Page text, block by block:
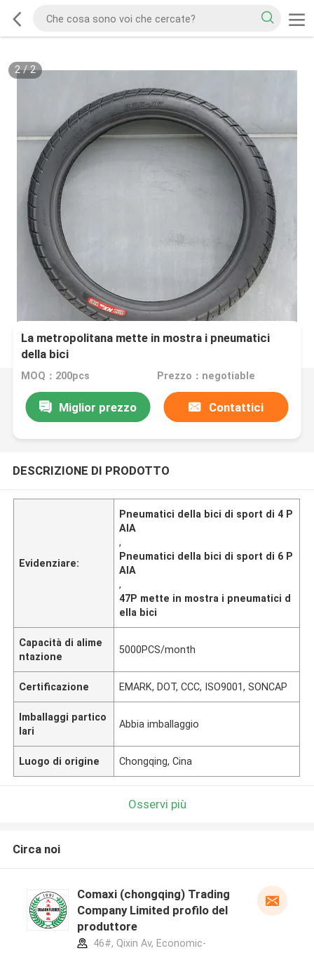
2/2
La metropolitana mette in mostra i pneumatici
della bici
MOQ：200pcs Prezzo：negotiable
Miglior prezzo Contattici
DESCRIZIONE DI PRODOTTO
Evidenziare:
Pneumatici della bici di sport di 4 P
AIA
,
Pneumatici della bici di sport di 6 P
AIA
,
47P mette in mostra i pneumatici d
ella bici
Capacità di alime
ntazione
5000PCS/month
Certificazione EMARK, DOT, CCC, ISO9001, SONCAP
Imballaggi partico
lari
Abbia imballaggio
Luogo di origine Chongqing, Cina
Osservi più
Circa noi
Comaxi (chongqing) Trading
Company Limited profilo del
produttore
46#, Qixin Av, Economic-